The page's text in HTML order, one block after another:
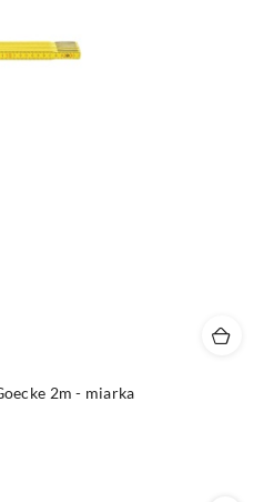
2m - miarka